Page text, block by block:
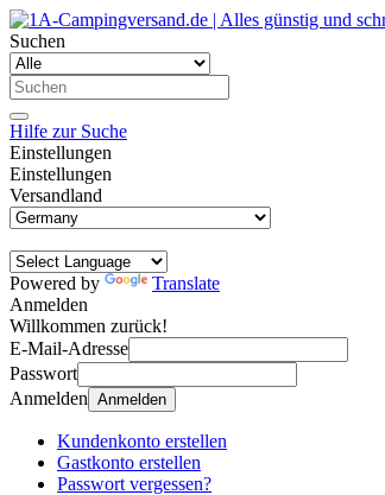
Suchen
Hilfe zur Suche
Einstellungen
Einstellungen
Versandland
Powered by
Translate
Anmelden
Willkommen zurück!
E-Mail-Adresse
Passwort
Anmelden Anmelden
Kundenkonto erstellen
Gastkonto erstellen
Passwort vergessen?